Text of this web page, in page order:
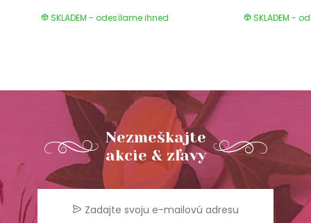
SKLADEM - odesílame ihned SKLADEM -
Nezmeškajte
akcie & zľavy